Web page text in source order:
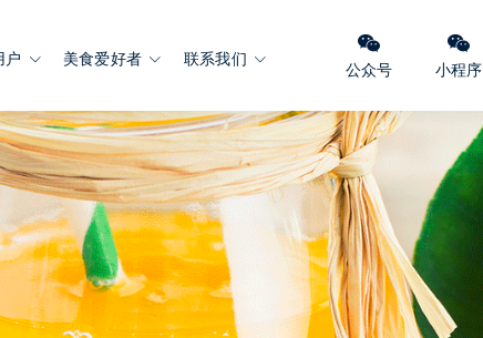
户 美食爱好者 联系我们
公众号 小程序